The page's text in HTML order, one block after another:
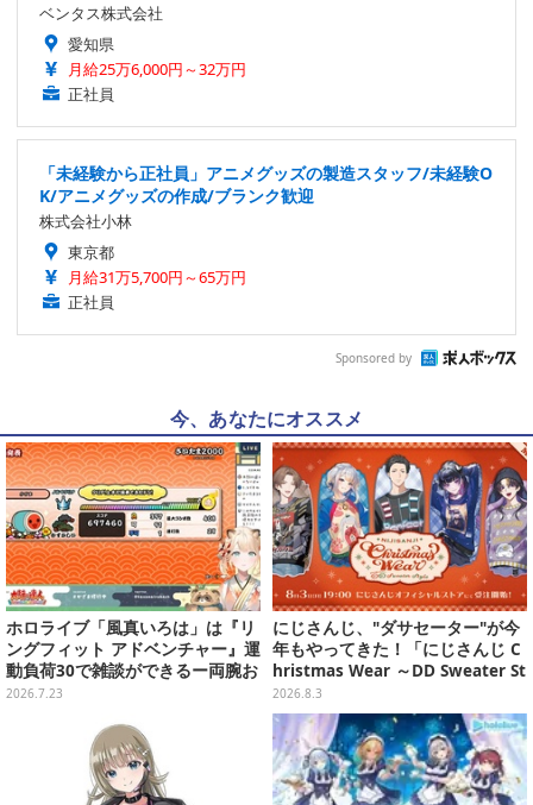
ベンタス株式会社
愛知県
月給25万6,000円～32万円
正社員
「未経験から正社員」アニメグッズの製造スタッフ/未経験O
K/アニメグッズの作成/ブランク歓迎
株式会社小林
東京都
月給31万5,700円～65万円
正社員
Sponsored by
今、あなたにオススメ
ホロライブ「風真いろは」は『リ
ングフィット アドベンチャー』運
動負荷30で雑談ができるー両腕お
もりで『太鼓の達人』、『Jump
カル最強な「風真いろは伝説」を
振り返る【特集】
2026.7.23
にじさんじ、"ダサセーター"が今
年もやってきた！「にじさんじ C
hristmas Wear ～DD Sweater St
yle～」グッズが受注販売へ―狂
蘭メロコも「何からツッコめばい
い」と困惑
2026.8.3